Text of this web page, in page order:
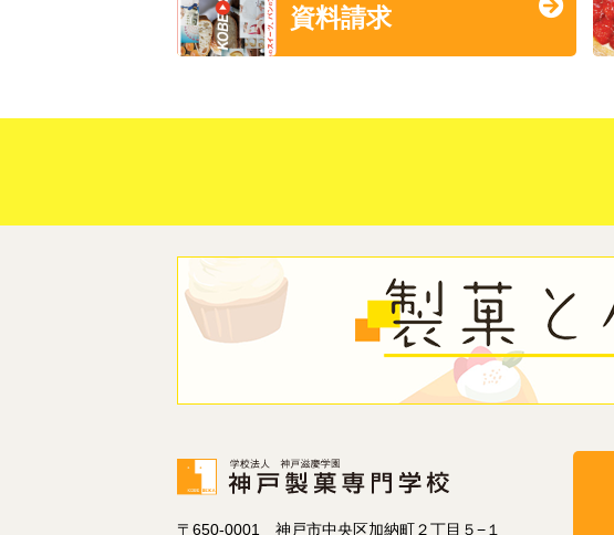
資料請求
〒650-0001 神戸市中央区加納町２丁目５−１